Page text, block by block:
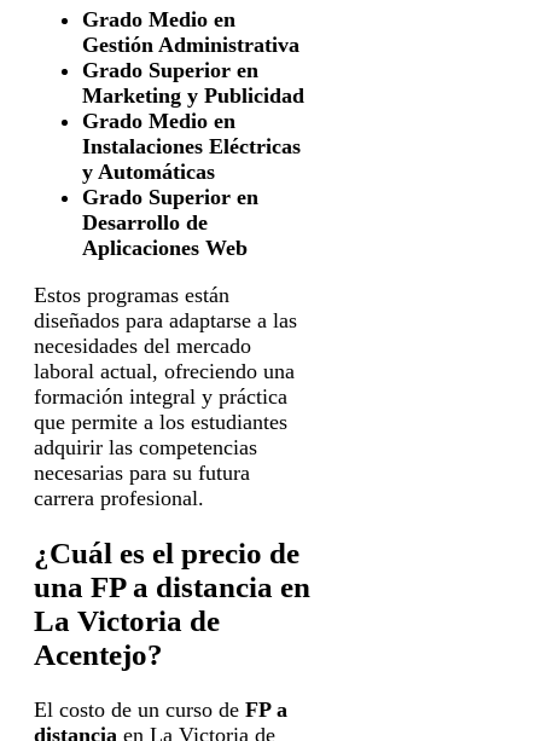
Grado Medio en
Gestión Administrativa
Grado Superior en
Marketing y Publicidad
Grado Medio en
Instalaciones Eléctricas
y Automáticas
Grado Superior en
Desarrollo de
Aplicaciones Web
Estos programas están
diseñados para adaptarse a las
necesidades del mercado
laboral actual, ofreciendo una
formación integral y práctica
que permite a los estudiantes
adquirir las competencias
necesarias para su futura
carrera profesional.
¿Cuál es el precio de
una FP a distancia en
La Victoria de
Acentejo?
El costo de un curso de FP a
distancia en La Victoria de